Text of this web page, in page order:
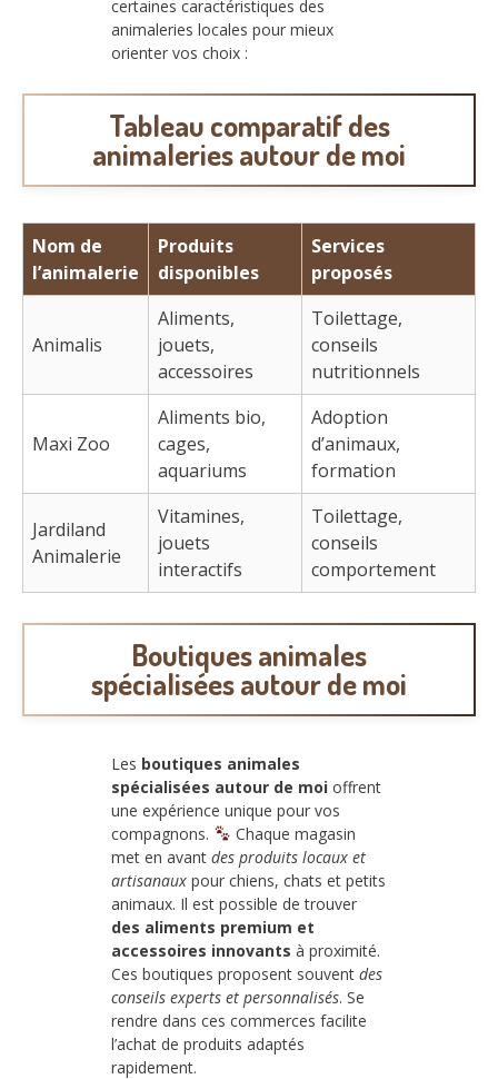
certaines caractéristiques des
animaleries locales pour mieux
orienter vos choix :
Tableau comparatif des
animaleries autour de moi
Nom de
l’animalerie
Produits
disponibles
Services
proposés
Animalis
Aliments,
jouets,
accessoires
Toilettage,
conseils
nutritionnels
Maxi Zoo
Aliments bio,
cages,
aquariums
Adoption
d’animaux,
formation
Jardiland
Animalerie
Vitamines,
jouets
interactifs
Toilettage,
conseils
comportement
Boutiques animales
spécialisées autour de moi
Les boutiques animales
spécialisées autour de moi offrent
une expérience unique pour vos
compagnons.
Chaque magasin
met en avant des produits locaux et
artisanaux pour chiens, chats et petits
animaux. Il est possible de trouver
des aliments premium et
accessoires innovants à proximité.
Ces boutiques proposent souvent des
conseils experts et personnalisés. Se
rendre dans ces commerces facilite
l’achat de produits adaptés
rapidement.